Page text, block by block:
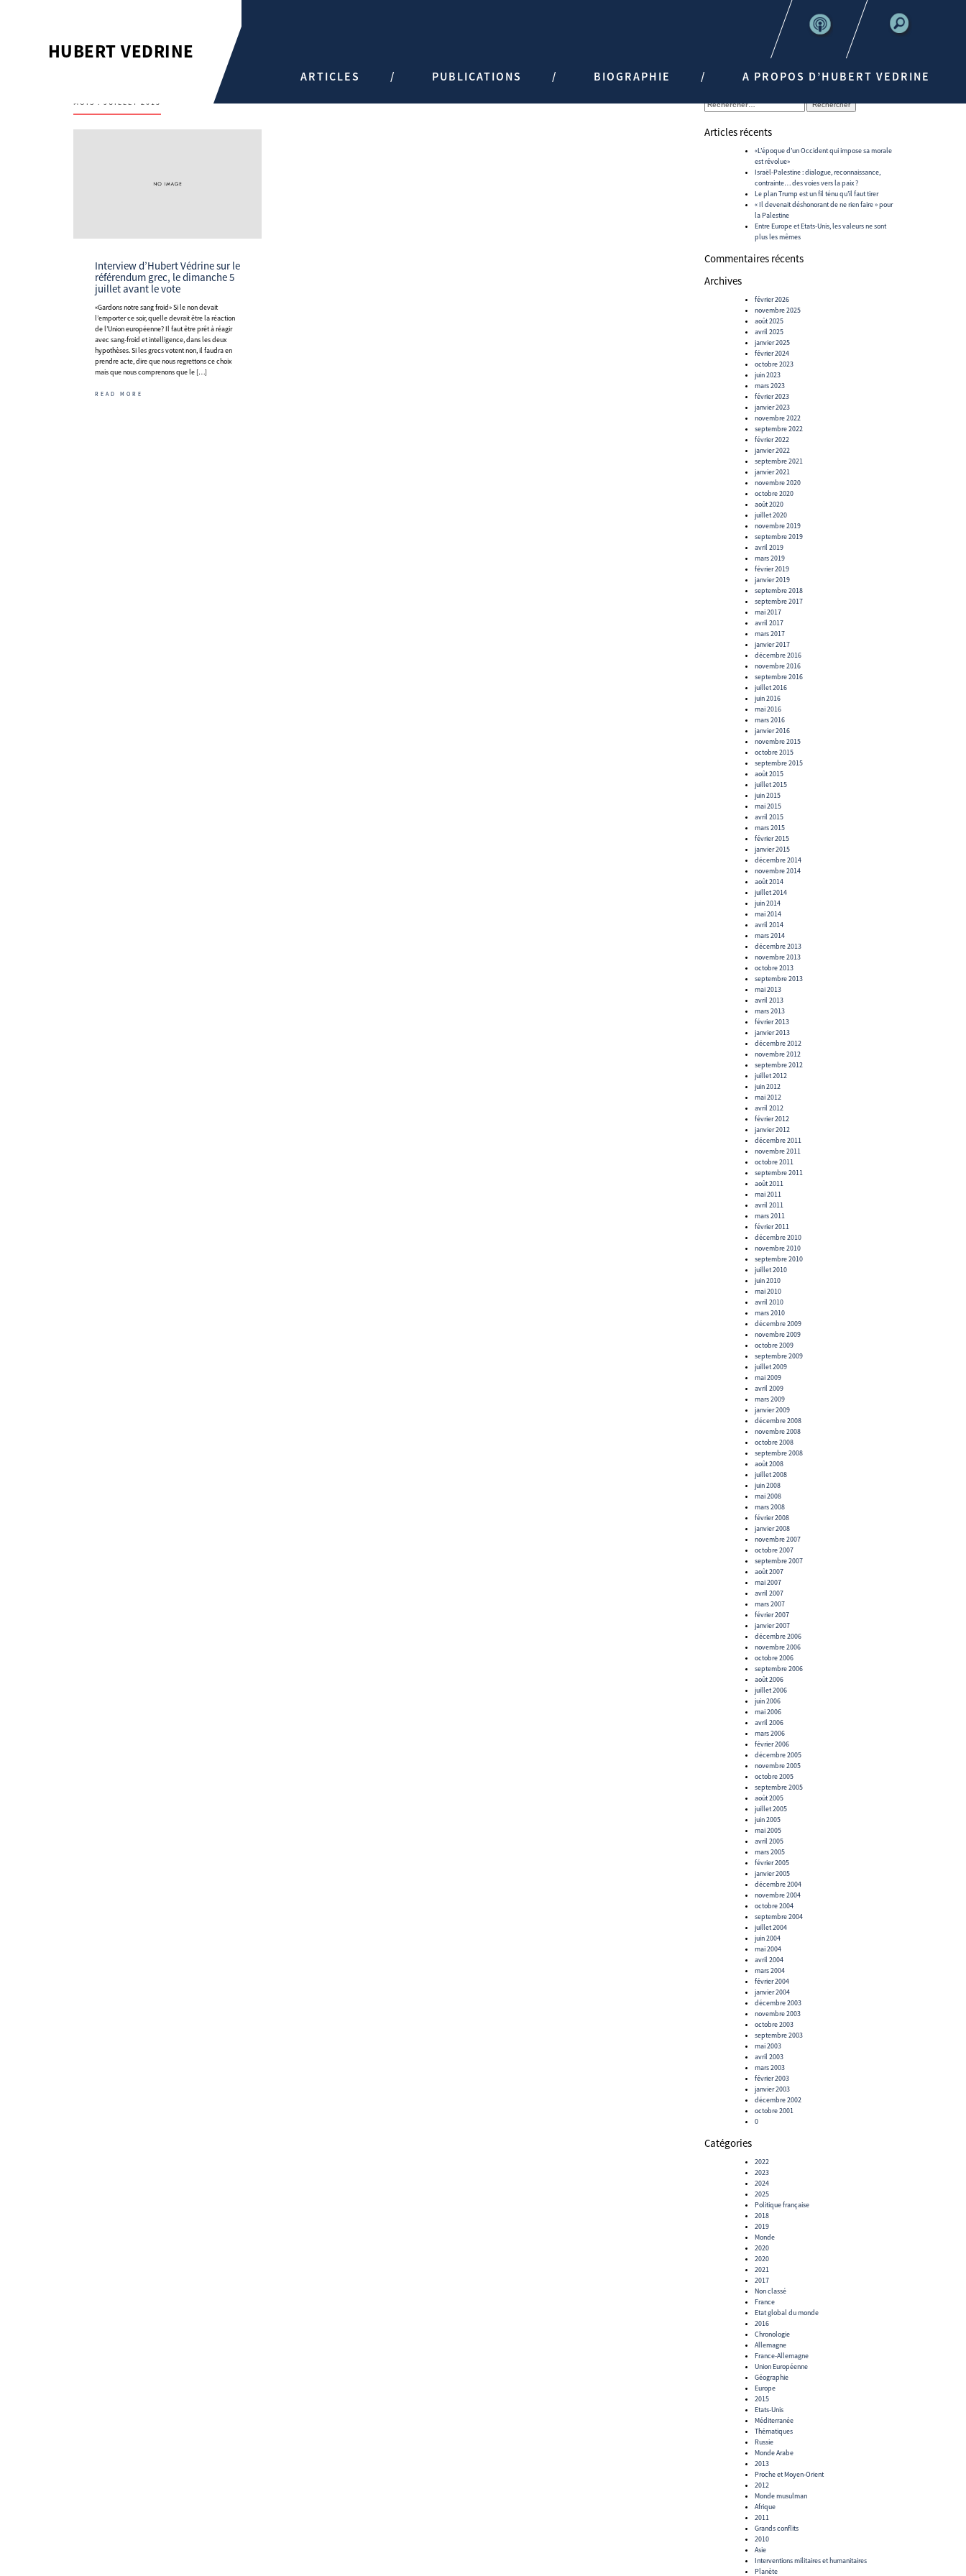
HUBERT VEDRINE
ARTICLES PUBLICATIONS BIOGRAPHIE A PROPOS D’HUBERT VEDRINE
MOIS : JUILLET 2015
Interview d’Hubert Védrine sur le
référendum grec, le dimanche 5
juillet avant le vote
«Gardons notre sang froid» Si le non devait
l’emporter ce soir, quelle devrait être la réaction
de l’Union européenne? Il faut être prêt à réagir
avec sang-froid et intelligence, dans les deux
hypothèses. Si les grecs votent non, il faudra en
prendre acte, dire que nous regrettons ce choix
mais que nous comprenons que le […]
READ MORE
Rechercher :
Articles récents
«L’époque d’un Occident qui impose sa morale
est révolue»
Israël-Palestine : dialogue, reconnaissance,
contrainte… des voies vers la paix ?
Le plan Trump est un fil ténu qu’il faut tirer
« Il devenait déshonorant de ne rien faire » pour
la Palestine
Entre Europe et Etats-Unis, les valeurs ne sont
plus les mêmes
Commentaires récents
Archives
février 2026
novembre 2025
août 2025
avril 2025
janvier 2025
février 2024
octobre 2023
juin 2023
mars 2023
février 2023
janvier 2023
novembre 2022
septembre 2022
février 2022
janvier 2022
septembre 2021
janvier 2021
novembre 2020
octobre 2020
août 2020
juillet 2020
novembre 2019
septembre 2019
avril 2019
mars 2019
février 2019
janvier 2019
septembre 2018
septembre 2017
mai 2017
avril 2017
mars 2017
janvier 2017
décembre 2016
novembre 2016
septembre 2016
juillet 2016
juin 2016
mai 2016
mars 2016
janvier 2016
novembre 2015
octobre 2015
septembre 2015
août 2015
juillet 2015
juin 2015
mai 2015
avril 2015
mars 2015
février 2015
janvier 2015
décembre 2014
novembre 2014
août 2014
juillet 2014
juin 2014
mai 2014
avril 2014
mars 2014
décembre 2013
novembre 2013
octobre 2013
septembre 2013
mai 2013
avril 2013
mars 2013
février 2013
janvier 2013
décembre 2012
novembre 2012
septembre 2012
juillet 2012
juin 2012
mai 2012
avril 2012
février 2012
janvier 2012
décembre 2011
novembre 2011
octobre 2011
septembre 2011
août 2011
mai 2011
avril 2011
mars 2011
février 2011
décembre 2010
novembre 2010
septembre 2010
juillet 2010
juin 2010
mai 2010
avril 2010
mars 2010
décembre 2009
novembre 2009
octobre 2009
septembre 2009
juillet 2009
mai 2009
avril 2009
mars 2009
janvier 2009
décembre 2008
novembre 2008
octobre 2008
septembre 2008
août 2008
juillet 2008
juin 2008
mai 2008
mars 2008
février 2008
janvier 2008
novembre 2007
octobre 2007
septembre 2007
août 2007
mai 2007
avril 2007
mars 2007
février 2007
janvier 2007
décembre 2006
novembre 2006
octobre 2006
septembre 2006
août 2006
juillet 2006
juin 2006
mai 2006
avril 2006
mars 2006
février 2006
décembre 2005
novembre 2005
octobre 2005
septembre 2005
août 2005
juillet 2005
juin 2005
mai 2005
avril 2005
mars 2005
février 2005
janvier 2005
décembre 2004
novembre 2004
octobre 2004
septembre 2004
juillet 2004
juin 2004
mai 2004
avril 2004
mars 2004
février 2004
janvier 2004
décembre 2003
novembre 2003
octobre 2003
septembre 2003
mai 2003
avril 2003
mars 2003
février 2003
janvier 2003
décembre 2002
octobre 2001
0
Catégories
2022
2023
2024
2025
Politique française
2018
2019
Monde
2020
2020
2021
2017
Non classé
France
Etat global du monde
2016
Chronologie
Allemagne
France-Allemagne
Union Européenne
Géographie
Europe
2015
Etats-Unis
Méditerranée
Thématiques
Russie
Monde Arabe
2013
Proche et Moyen-Orient
2012
Monde musulman
Afrique
2011
Grands conflits
2010
Asie
Interventions militaires et humanitaires
Planète